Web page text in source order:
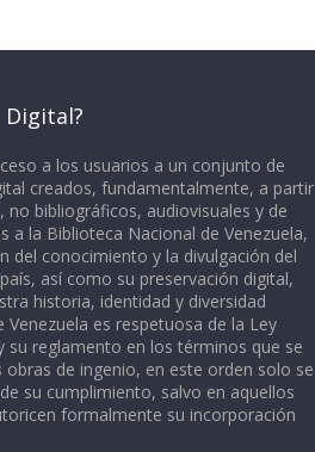
Digital?
a los usuarios a un conjunto de
creados, fundamentalmente, a partir
bibliográficos, audiovisuales y de
a la Biblioteca Nacional de Venezuela,
del conocimiento y la divulgación del
así como su preservación digital,
historia, identidad y diversidad
es respetuosa de la Ley
su reglamento en los términos que se
de ingenio, en este orden solo se
su cumplimiento, salvo en aquellos
formalmente su incorporación